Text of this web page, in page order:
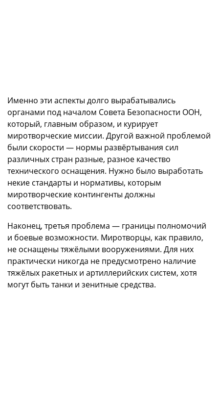
Именно эти аспекты долго вырабатывались
органами под началом Совета Безопасности ООН,
который, главным образом, и курирует
миротворческие миссии. Другой важной проблемой
были скорости — нормы развёртывания сил
различных стран разные, разное качество
технического оснащения. Нужно было выработать
некие стандарты и нормативы, которым
миротворческие контингенты должны
соответствовать.
Наконец, третья проблема — границы полномочий
и боевые возможности. Миротворцы, как правило,
не оснащены тяжёлыми вооружениями. Для них
практически никогда не предусмотрено наличие
тяжёлых ракетных и артиллерийских систем, хотя
могут быть танки и зенитные средства.